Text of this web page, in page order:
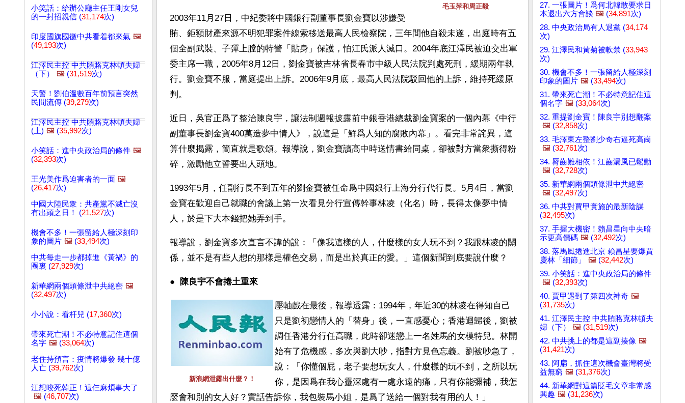
小笑話：給辦公廳主任王剛女兒
的一封招親信 (31,174次)
印度國旗國徽中共看着都來氣 🖼️
(49,193次)
江澤民主控 中共賄賂克林頓夫婦
（下）
🖼️ (31,519次)
天警！劉伯溫數百年前預言突然
民間流傳 (39,279次)
江澤民主控 中共賄賂克林頓夫婦
(上) 🖼️ (35,992次)
小笑話：進中央政治局的條件 🖼️
(32,393次)
王光美作爲迫害者的一面 🖼️
(26,417次)
中國大陸民衆：共產黨不滅亡沒
有出頭之日！ (21,527次)
機會不多！一張留給人極深刻印
象的圖片 🖼️ (33,494次)
中共每走一步都掉進《黃禍》的
圈裏 (27,929次)
新華網兩個頭條泄中共絕密 🖼️
(32,497次)
小小說：看杆兒 (17,360次)
帶來死亡潮！不必特意記住這個
名字 🖼️ (33,064次)
老住持預言：疫情將爆發 幾十億
人亡 (39,762次)
江想咬死韓正！這仨麻煩事大了
🖼️ (46,707次)
毛玉萍和周正毅
2003年11月27日，中紀委將中國銀行副董事長劉金寶以涉嫌受
賄、鉅額財產來源不明犯罪案件線索移送最高人民檢察院，三年間他自殺未遂，出庭時有五
個全副武裝、子彈上膛的特警「貼身」保護，怕江氏派人滅口。2004年底江澤民被迫交出軍
委主席一職，2005年8月12日，劉金寶被吉林省長春市中級人民法院判處死刑，緩期兩年執
行。劉金寶不服，當庭提出上訴。2006年9月底，最高人民法院駁回他的上訴，維持死緩原
判。
近日，吳官正爲了整治陳良宇，讓法制週報披露前中銀香港總裁劉金寶案的一個內幕《中行
副董事長劉金寶400萬造夢中情人》，說這是「鮮爲人知的腐敗內幕」。看完非常詫異，這
算什麼揭露，簡直就是歌頌。報導說，劉金寶讀高中時送情書給同桌，卻被對方當衆撕得粉
碎，激勵他立誓要出人頭地。
1993年5月，任副行長不到五年的劉金寶被任命爲中國銀行上海分行代行長。5月4日，當劉
金寶在歡迎自己就職的會議上第一次看見分行宣傳幹事林凌（化名）時，長得太像夢中情
人，於是下大本錢把她弄到手。
報導說，劉金寶多次直言不諱的說：「像我這樣的人，什麼樣的女人玩不到？我跟林凌的關
係，並不是有些人想的那樣是權色交易，而是出於真正的愛。」這個新聞到底要說什麼？
● 陳良宇不會捲土重來
新浪網泄露出什麼？！
壓軸戲在最後，報導透露：1994年，年近30的林凌在得知自己
只是劉初戀情人的「替身」後，一直感憂心；香港迴歸後，劉被
調任香港分行任高職，此時卻迷戀上一名姓馬的女模特兒。林開
始有了危機感，多次與劉大吵，指對方見色忘義。劉被吵急了，
說：「你懂個屁，老子要想玩女人，什麼樣的玩不到，之所以玩
你，是因爲在我心靈深處有一處永遠的痛，只有你能彌補，我怎
麼會和別的女人好？實話告訴你，我包裝馬小姐，是爲了送給一個對我有用的人！」
27. 一張圖片！爲何北韓敢要求日
本退出六方會談 🖼️ (34,891次)
28. 中央政治局有人退黨 (34,174
次)
29. 江澤民和黃菊被軟禁 (33,943
次)
30. 機會不多！一張留給人極深刻
印象的圖片 🖼️ (33,494次)
31. 帶來死亡潮！不必特意記住這
個名字 🖼️ (33,064次)
32. 重提劉金寶！陳良宇別想翻案
🖼️ (32,858次)
33. 毛澤東左整劉少奇右逼死高崗
🖼️ (32,761次)
34. 脣齒難相依！江齒漏風已鬆動
🖼️ (32,728次)
35. 新華網兩個頭條泄中共絕密
🖼️ (32,497次)
36. 中共對賈甲實施的最新陰謀
(32,495次)
37. 手握大機密！賴昌星向中央暗
示更高價碼 🖼️ (32,492次)
38. 落馬風捲進北京 賴昌星要爆賈
慶林「細節」
🖼️ (32,442次)
39. 小笑話：進中央政治局的條件
🖼️ (32,393次)
40. 賈甲遇到了第四次神奇 🖼️
(31,735次)
41. 江澤民主控 中共賄賂克林頓夫
婦（下）
🖼️ (31,519次)
42. 中共挑上的都是這副揍像 🖼️
(31,421次)
43. 阿扁，抓住這次機會臺灣將受
益無窮 🖼️ (31,376次)
44. 新華網對這篇貶毛文章非常感
興趣 🖼️ (31,236次)